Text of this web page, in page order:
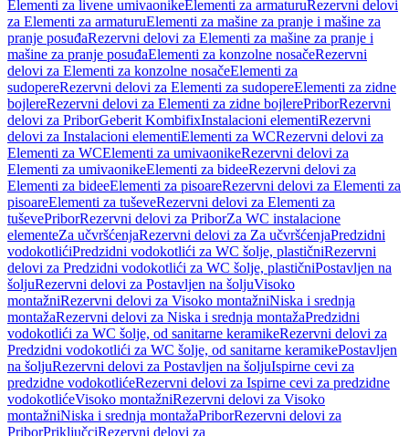
Elementi za livene umivaonikeElementi za armaturuRezervni delovi
za Elementi za armaturuElementi za mašine za pranje i mašine za
pranje posuđaRezervni delovi za Elementi za mašine za pranje i
mašine za pranje posuđaElementi za konzolne nosačeRezervni
delovi za Elementi za konzolne nosačeElementi za
sudopereRezervni delovi za Elementi za sudopereElementi za zidne
bojlereRezervni delovi za Elementi za zidne bojlerePriborRezervni
delovi za PriborGeberit KombifixInstalacioni elementiRezervni
delovi za Instalacioni elementiElementi za WCRezervni delovi za
Elementi za WCElementi za umivaonikeRezervni delovi za
Elementi za umivaonikeElementi za bideeRezervni delovi za
Elementi za bideeElementi za pisoareRezervni delovi za Elementi za
pisoareElementi za tuševeRezervni delovi za Elementi za
tuševePriborRezervni delovi za PriborZa WC instalacione
elementeZa učvršćenjaRezervni delovi za Za učvršćenjaPredzidni
vodokotlićiPredzidni vodokotlići za WC šolje, plastičniRezervni
delovi za Predzidni vodokotlići za WC šolje, plastičniPostavljen na
šoljuRezervni delovi za Postavljen na šoljuVisoko
montažniRezervni delovi za Visoko montažniNiska i srednja
montažaRezervni delovi za Niska i srednja montažaPredzidni
vodokotlići za WC šolje, od sanitarne keramikeRezervni delovi za
Predzidni vodokotlići za WC šolje, od sanitarne keramikePostavljen
na šoljuRezervni delovi za Postavljen na šoljuIspirne cevi za
predzidne vodokotlićeRezervni delovi za Ispirne cevi za predzidne
vodokotlićeVisoko montažniRezervni delovi za Visoko
montažniNiska i srednja montažaPriborRezervni delovi za
PriborPriključciRezervni delovi za